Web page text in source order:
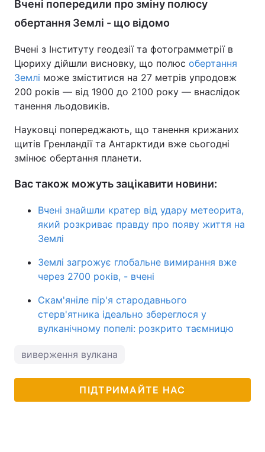
Вчені попередили про зміну полюсу
обертання Землі - що відомо
Вчені з Інституту геодезії та фотограмметрії в
Цюриху дійшли висновку, що полюс обертання
Землі може зміститися на 27 метрів упродовж
200 років — від 1900 до 2100 року — внаслідок
танення льодовиків.
Науковці попереджають, що танення крижаних
щитів Гренландії та Антарктиди вже сьогодні
змінює обертання планети.
Вас також можуть зацікавити новини:
Вчені знайшли кратер від удару метеорита,
який розкриває правду про появу життя на
Землі
Землі загрожує глобальне вимирання вже
через 2700 років, - вчені
Скам'яніле пір'я стародавнього
стерв'ятника ідеально збереглося у
вулканічному попелі: розкрито таємницю
виверження вулкана
ПІДТРИМАЙТЕ НАС